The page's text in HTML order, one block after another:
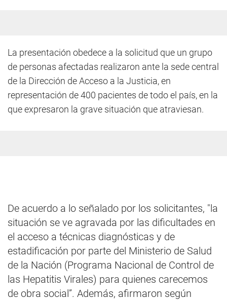
La presentación obedece a la solicitud que un grupo
de personas afectadas realizaron ante la sede central
de la Dirección de Acceso a la Justicia, en
representación de 400 pacientes de todo el país, en la
que expresaron la grave situación que atraviesan.
De acuerdo a lo señalado por los solicitantes, "la
situación se ve agravada por las dificultades en
el acceso a técnicas diagnósticas y de
estadificación por parte del Ministerio de Salud
de la Nación (Programa Nacional de Control de
las Hepatitis Virales) para quienes carecemos
de obra social”. Además, afirmaron según